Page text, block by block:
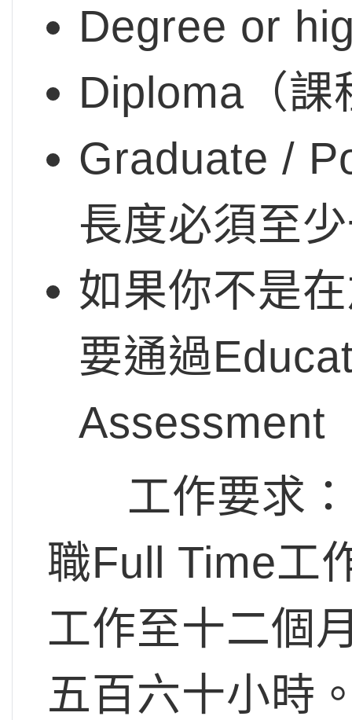
Degree or
Diploma（課
Graduate /
長度必須至
如果你不是
要通過
Assessment
工作要求：
職Full Time工
工作至十二個
五百六十小時